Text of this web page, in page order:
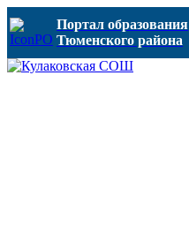
Портал образования
Тюменского района